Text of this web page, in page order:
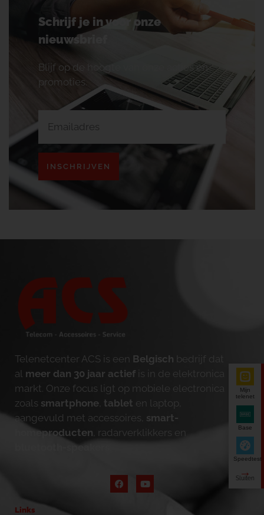
Schrijf je in voor onze
nieuwsbrief
Blijf op de hoogte van onze acties en
promoties.
INSCHRIJVEN
Telenetcenter ACS is een Belgisch bedrijf dat
al meer dan 30 jaar actief is in de elektronica
markt. Onze focus ligt op mobiele electronica
zoals smartphone tablet en laptop,
aangevuld met accessoires, smart-
homeproducten , radarverklikkers en
bluetooth-speakers
Links
Mijn
telenet
Base
Speedtest